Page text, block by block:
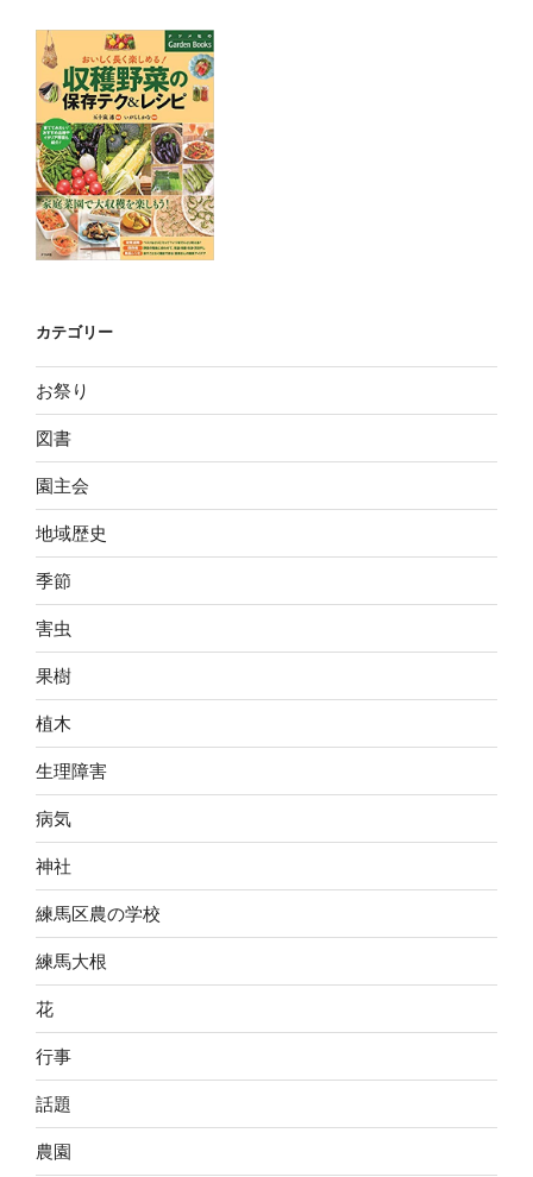
カテゴリー
お祭り
図書
園主会
地域歴史
季節
害虫
果樹
植木
生理障害
病気
神社
練馬区農の学校
練馬大根
花
行事
話題
農園